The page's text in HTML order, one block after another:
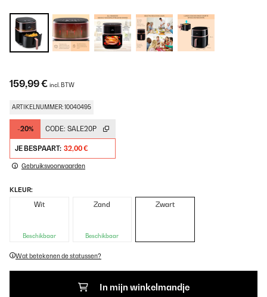
159,99 € incl. BTW
ARTIKELNUMMER: 10040495
-20% CODE: SALE20P
JE BESPAART: 32,00 €
Gebruiksvoorwaarden
KLEUR:
Wit
Beschikbaar
Zand
Beschikbaar
Zwart
Wat betekenen de statussen?
In mijn winkelmandje